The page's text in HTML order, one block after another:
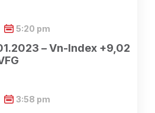
– Vn-Index +9,02
5:20 pm
3:58 pm